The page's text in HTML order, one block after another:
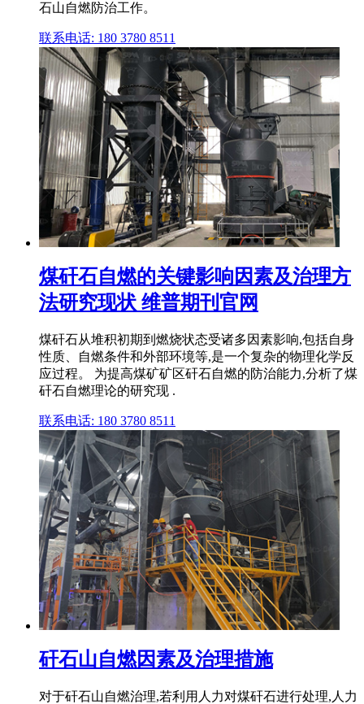
石山自燃防治工作。
联系电话: 180 3780 8511
煤矸石自燃的关键影响因素及治理方
法研究现状 维普期刊官网
煤矸石从堆积初期到燃烧状态受诸多因素影响,包括自身
性质、自燃条件和外部环境等,是一个复杂的物理化学反
应过程。 为提高煤矿矿区矸石自燃的防治能力,分析了煤
矸石自燃理论的研究现 .
联系电话: 180 3780 8511
矸石山自燃因素及治理措施
对于矸石山自燃治理,若利用人力对煤矸石进行处理,人力